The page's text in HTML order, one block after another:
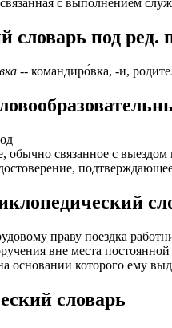
от работодателя >
по трудоустройству за
ДИСТАНЦИОННОЕ
дополнительные
рассматриваются
стикеровщик.
за границей
за рубежом
за границей
клиентам банковские
документы при
консультации
мобильного банка на
НЕ ЗВОНИТЕ!
представитель,
банках, как Сбербанк,
Почта Банк.
без опыта,
с выполнением
словарь под ред.
-- командиро́вка, -и,
обычно связанное с
праву поездка
вне места
основании которого ему
словарь